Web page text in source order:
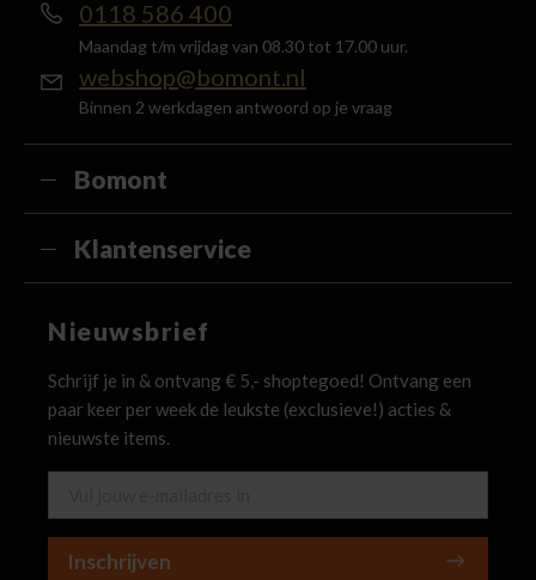
0118 586 400
Maandag t/m vrijdag van 08.30 tot 17.00 uur.
webshop@bomont.nl
Binnen 2 werkdagen antwoord op je vraag
Bomont
Klantenservice
Nieuwsbrief
Schrijf je in & ontvang € 5,- shoptegoed! Ontvang een
paar keer per week de leukste (exclusieve!) acties &
nieuwste items.
Inschrijven